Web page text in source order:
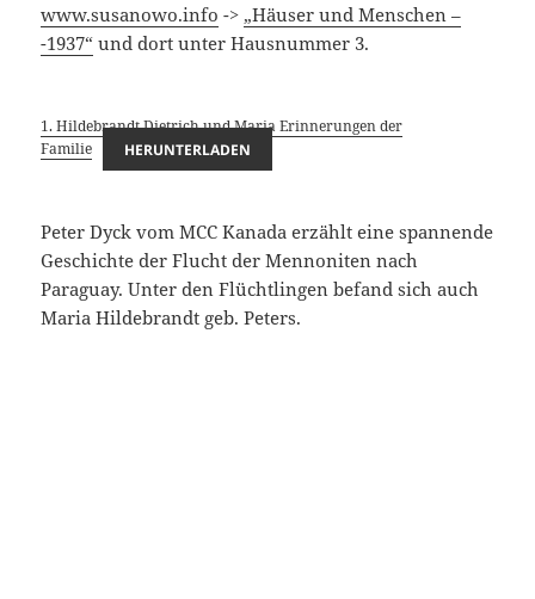
www.susanowo.info -> „Häuser und Menschen –
-1937“ und dort unter Hausnummer 3.
1. Hildebrandt Dietrich und Maria Erinnerungen der
Familie
HERUNTERLADEN
Peter Dyck vom MCC Kanada erzählt eine spannende
Geschichte der Flucht der Mennoniten nach
Paraguay. Unter den Flüchtlingen befand sich auch
Maria Hildebrandt geb. Peters.